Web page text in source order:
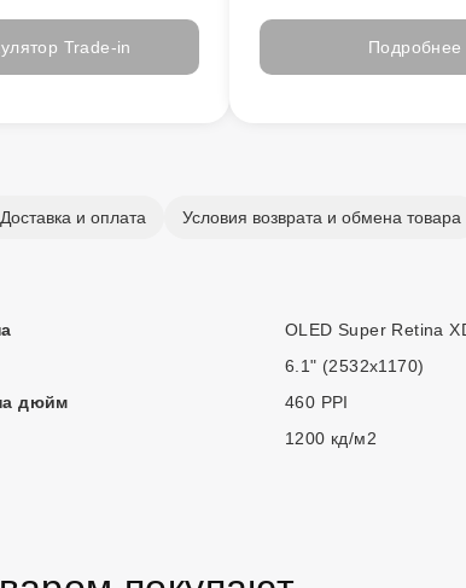
Trade-in Подробнее
Доставка и оплата Условия возврата и обмена товара
OLED Super Retina
6.1" (2532x1170)
дюйм
460 PPI
1200 кд/м2